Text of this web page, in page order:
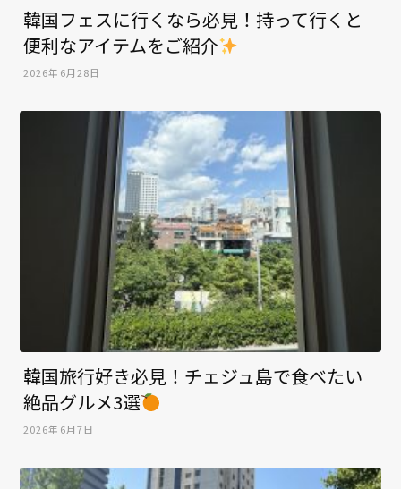
韓国フェスに行くなら必見！持って行くと
便利なアイテムをご紹介
2026年6月28日
韓国旅行好き必見！チェジュ島で食べたい
絶品グルメ3選
2026年6月7日